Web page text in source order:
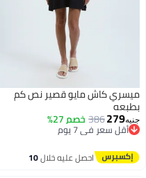
ميسري كاش مايو قصير نص كم
بطبعه
جنيه279
386 خصم 27%
أقل سعر في 7 يوم
توصيل مجاني
أقل سعر في 7 يوماحصل عليه خلال10